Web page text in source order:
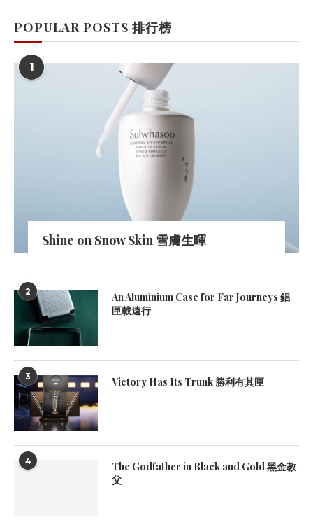
POPULAR POSTS 排行榜
1
Shine on Snow Skin 雪膚生暉
2
An Aluminium Case for Far Journeys 鋁
匣載遠行
3 Victory Has Its Trunk 勝利有其匣
4
The Godfather in Black and Gold 黑金教
父